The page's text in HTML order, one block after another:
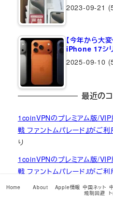
2023-09-21
【今年から大
iPhone 17シ
2025-09-10
最近の
1coinVPNのプレミアム版/VIP
戦 ファントムパレード』がご利
り
1coinVPNのプレミアム版/VIP
戦 ファントムパレード』がご利
【1coinVPN】2023年中秋節
Home About Apple情報 中国ネット
規制回避